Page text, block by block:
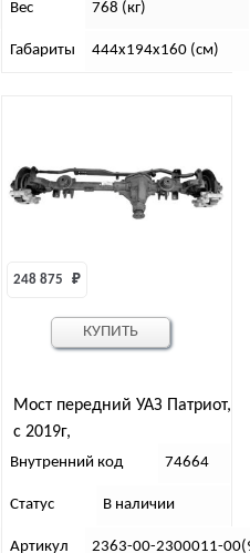
Вес 768 (кг)
Габариты 444х194х160 (см)
Мост передний УАЗ Патриот,
с 2019г,
спайсер,колея1600мм,гл.пар
248 875 ₽
Внутренний код 74664
Статус В наличии
Артикул 2363-00-2300011-
КУПИТЬ